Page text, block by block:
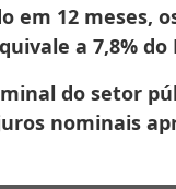
em 12 meses,
a 7,8%
do setor
nominais